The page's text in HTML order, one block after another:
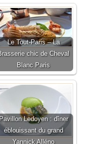
Le Tout-Paris – La
chic de Cheval
Blanc Paris
Pavillon Ledoyen : dîner
éblouissant du grand
Yannick Alléno